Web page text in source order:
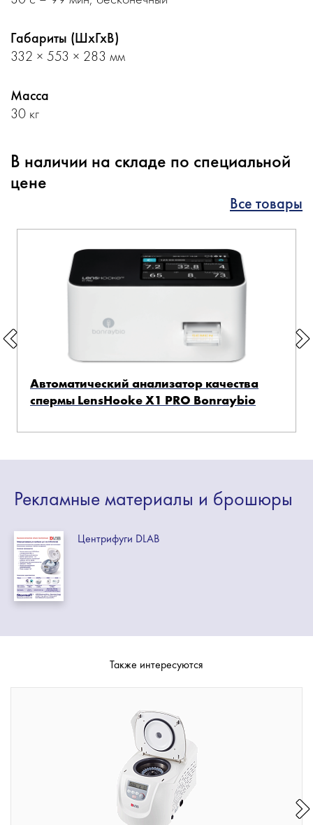
Габариты (ШхГхВ)
332 × 553 × 283 мм
Масса
30 кг
В наличии на складе по специальной
цене
Все товары
Автоматический анализатор качества
спермы LensHooke X1 PRO Bonraybio
Рекламные материалы и брошюры
Центрифуги DLAB
Также интересуются